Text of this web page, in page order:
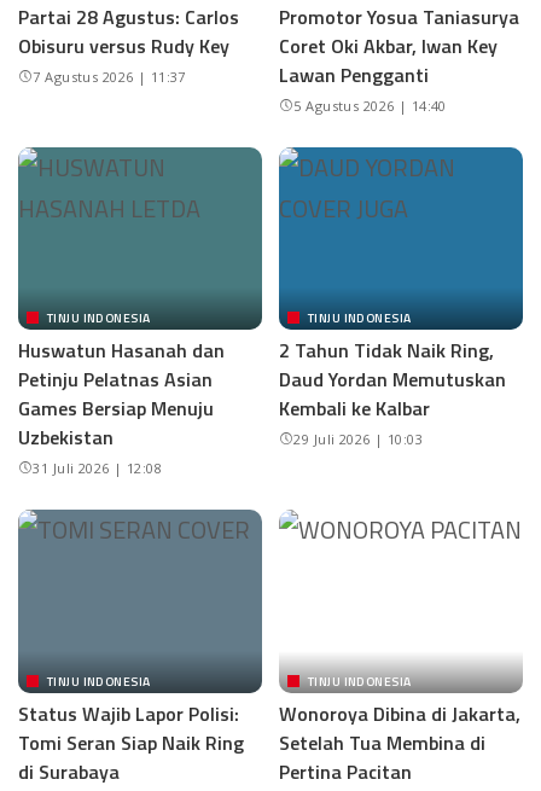
Partai 28 Agustus: Carlos
Obisuru versus Rudy Key
7 Agustus 2026 | 11:37
Promotor Yosua Taniasurya
Coret Oki Akbar, Iwan Key
Lawan Pengganti
5 Agustus 2026 | 14:40
TINJU INDONESIA
Huswatun Hasanah dan
Petinju Pelatnas Asian
Games Bersiap Menuju
Uzbekistan
31 Juli 2026 | 12:08
TINJU INDONESIA
2 Tahun Tidak Naik Ring,
Daud Yordan Memutuskan
Kembali ke Kalbar
29 Juli 2026 | 10:03
TINJU INDONESIA
Status Wajib Lapor Polisi:
Tomi Seran Siap Naik Ring
di Surabaya
TINJU INDONESIA
Wonoroya Dibina di Jakarta,
Setelah Tua Membina di
Pertina Pacitan